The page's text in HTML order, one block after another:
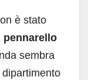
è stato
pennarello
sembra
dipartimento